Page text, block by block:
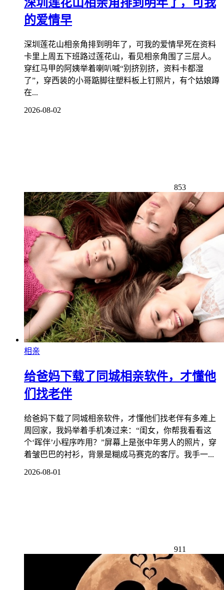
的爱情早
深圳莲花山相亲角排到明年了，可我的爱情早死在资料
卡里上周五下班路过莲花山，看见相亲角围了三层人。
穿红马甲的阿姨举着喇叭喊“别挤别挤，资料卡都湿
了”，穿西装的小哥踮脚往塑料板上钉照片，有个姑娘蹲
在...
2026-08-02
853
相亲
给爸妈下载了同城相亲软件，才懂他
们找老伴
给爸妈下载了同城相亲软件，才懂他们找老伴有多难上
周回家，我妈举着手机凑过来：“闺女，你帮我看看这
个‘晖伴’小程序咋用？”屏幕上是张中年男人的照片，穿
着皱巴巴的衬衫，背景是糊成马赛克的客厅。我手一...
2026-08-01
911